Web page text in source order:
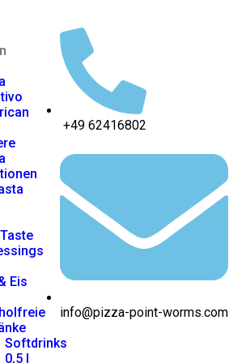
Eis
Softdrinks
0,5 l
+49 62416802
info@pizza-point-worms.com